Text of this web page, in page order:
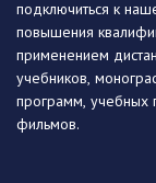
подключиться к
повышения
применением
учебников,
программ, учебных
фильмов.